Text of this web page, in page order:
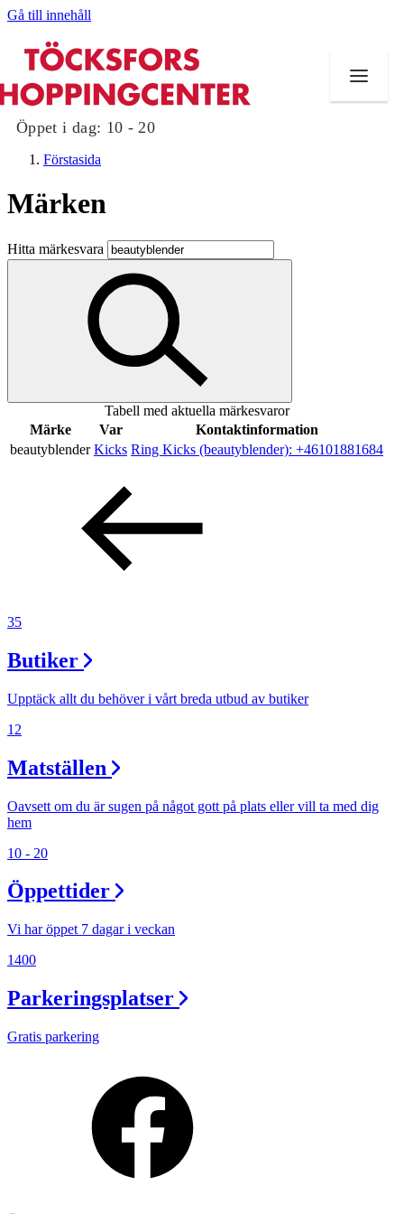
Gå till innehåll
Öppet i dag: 10 - 20
Butiker
Mat och dryck
Evenemang
Erbjudanden
Inspiration
Presentkort
Förstasida
Märken
Hitta märkesvara
Tabell med aktuella märkesvaror
Märke
Var
Kontaktinformation
beautyblender Kicks Ring Kicks (beautyblender): +46101881684
35
Butiker
Upptäck allt du behöver i vårt breda utbud av butiker
12
Matställen
Oavsett om du är sugen på något gott på plats eller vill ta med dig
hem
10 - 20
Öppettider
Vi har öppet 7 dagar i veckan
1400
Parkeringsplatser
Gratis parkering